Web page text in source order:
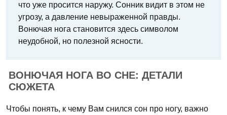
что уже просится наружу. Сонник видит в этом не
угрозу, а давление невыраженной правды.
Вонючая нога становится здесь символом
неудобной, но полезной ясности.
ВОНЮЧАЯ НОГА ВО СНЕ: ДЕТАЛИ
СЮЖЕТА
Чтобы понять, к чему Вам снился сон про ногу, важно